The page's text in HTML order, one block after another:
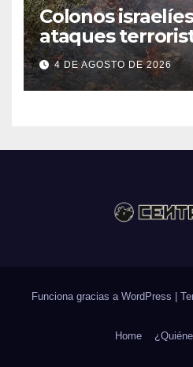
Colonos
ataques
familias
Cisjordania
4 DE AGOSTO DE 2026
Funciona gracias a WordPress
Home